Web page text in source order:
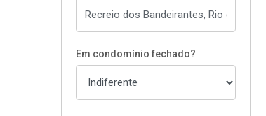
Em condomínio fechado?